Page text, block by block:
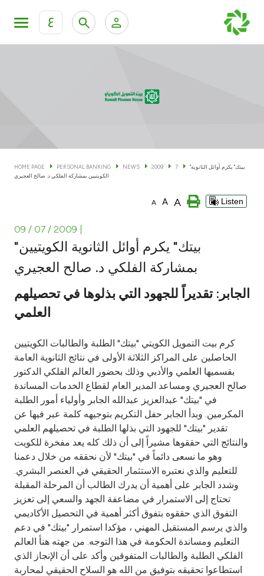
ع
KFH Online Corporate Banking Services
Cards
Banking Tiers
Investment
Tools & Services
After Sales Services
Contact us
Branch & ATM locator
Germany
Malaysia
Turkey
Egypt
HOME PAGE PERSONAL BANKING NEWS 2009 7
"بيتك" يكرم أوائل الثانوية
الكويتيين بمشاركة الفلكي د. صالح العجيري
A A A Listen
09 / 07 / 2009
"بيتك" يكرم أوائل الثانوية الكويتيين
بمشاركة الفلكي د. صالح العجيري
الجابر: تقديراً للجهود التي بذلوها في تحصيلهم
العلمي
كرم بيت التمويل الكويتي "بيتك" الطلبة والطالبات الكويتيين
الحاصلين على المراكز الثلاثة الأولى في نتائج الثانوية العامة
بقسميها العلمي والأدبي وذلك بحضور العالم الفلكي الدكتور
صالح العجيري ومساعد المدير العام لقطاع الخدمات المساندة
في "بيتك" عبدالعزيز عبدالله الجابر وأولياء أمور الطلبة
المكرمين. وبدأ الجابر حفل التكريم بتوجيهه كلمة عبر فيها عن
تقدير "بيتك" للجهود التي بذلها الطلبة في تحصيلهم العلمي
والنتائج التي حققوها مشيراً إلى أن ذلك كله يعد مفخرة للكويت
وهو ما نسعى دائماً في "بيتك" لأن نحققه من خلال دعمنا
للتعليم والذي نعتبره الاستثمار الحقيقي في العنصر البشري.
وشدد الجابر على أهمية أن يدرك الطالب أن المرحلة المقبلة
تحتاج إلى الاستمرار في مضاعفة الجهد والسعي إلى تعزيز
التفوق الذي حققوه بتفوق أكثر أهمية في التحصيل الأكاديمي
والذي يرسم المستقبل المهني ، مؤكدا استمرار "بيتك" في دعم
التعليم ومساندة الحكومة في هذا التوجه. من جهته هنأ العالم
الفلكي الطلبة والطالبات المتفوقين وأكد على أن الإنجاز الذي
استطاعوا تحقيقه بتوفيق من الله هو السلاح الحقيقي لمحاربة